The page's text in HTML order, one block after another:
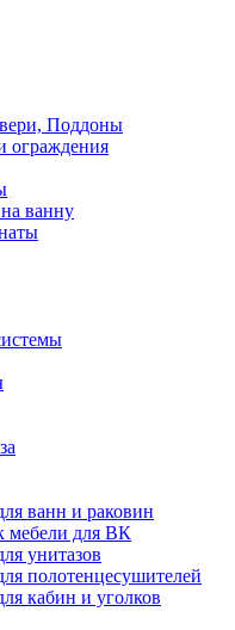
Поддоны
ограждения
ванну
ванн и раковин
мебели для ВК
унитазов
полотенцесушителей
кабин и уголков